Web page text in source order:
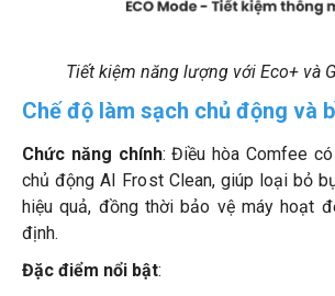
Tiết kiệm năng lượng với Eco+ và
Chế độ làm sạch chủ động và
Chức năng chính: Điều hòa Comfee
chủ động AI Frost Clean, giúp loại bỏ
hiệu quả, đồng thời bảo vệ máy hoạt
định.
Đặc điểm nổi bật: